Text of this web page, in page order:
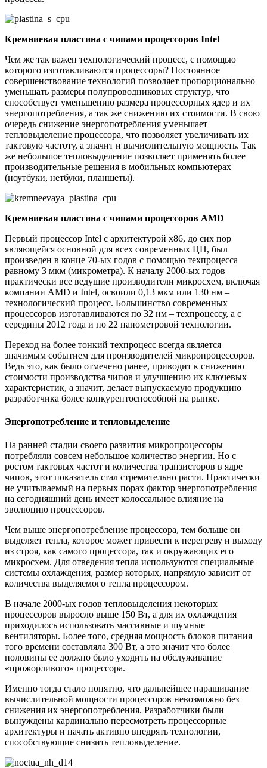
Кремниевая пластина с чипами процессоров Intel
Чем же так важен технологический процесс, с помощью
которого изготавливаются процессоры? Постоянное
совершенствование технологий позволяет пропорционально
уменьшать размеры полупроводниковых структур, что
способствует уменьшению размера процессорных ядер и их
энергопотребления, а так же снижению их стоимости. В свою
очередь снижение энергопотребления уменьшает
тепловыделение процессора, что позволяет увеличивать их
тактовую частоту, а значит и вычислительную мощность. Так
же небольшое тепловыделение позволяет применять более
производительные решения в мобильных компьютерах
(ноутбуки, нетбуки, планшеты).
Кремниевая пластина с чипами процессоров AMD
Первый процессор Intel с архитектурой x86, до сих пор
являющейся основной для всех современных ЦП, был
произведен в конце 70-ых годов с помощью техпроцесса
равному 3 мкм (микрометра). К началу 2000-ых годов
практически все ведущие производители микросхем, включая
компании AMD и Intel, освоили 0,13 мкм или 130 нм –
технологический процесс. Большинство современных
процессоров изготавливаются по 32 нм – техпроцессу, а с
середины 2012 года и по 22 нанометровой технологии.
Переход на более тонкий техпроцесс всегда является
значимым событием для производителей микропроцессоров.
Ведь это, как было отмечено ранее, приводит к снижению
стоимости производства чипов и улучшению их ключевых
характеристик, а значит, делает выпускаемую продукцию
разработчика более конкурентоспособной на рынке.
Энергопотребление и тепловыделение
На ранней стадии своего развития микропроцессоры
потребляли совсем небольшое количество энергии. Но с
ростом тактовых частот и количества транзисторов в ядре
чипов, этот показатель стал стремительно расти. Практически
не учитываемый на первых порах фактор энергопотребления
на сегодняшний день имеет колоссальное влияние на
эволюцию процессоров.
Чем выше энергопотребление процессора, тем больше он
выделяет тепла, которое может привести к перегреву и выходу
из строя, как самого процессора, так и окружающих его
микросхем. Для отведения тепла используются специальные
системы охлаждения, размер которых, напрямую зависит от
количества выделяемого тепла процессором.
В начале 2000-ых годов тепловыделения некоторых
процессоров выросло выше 150 Вт, а для их охлаждения
приходилось использовать массивные и шумные
вентиляторы. Более того, средняя мощность блоков питания
того времени составляла 300 Вт, а это значит что более
половины ее должно было уходить на обслуживание
«прожорливого» процессора.
Именно тогда стало понятно, что дальнейшее наращивание
вычислительной мощности процессоров невозможно без
снижения их энергопотребления. Разработчики были
вынуждены кардинально пересмотреть процессорные
архитектуры и начать активно внедрять технологии,
способствующие снизить тепловыделение.